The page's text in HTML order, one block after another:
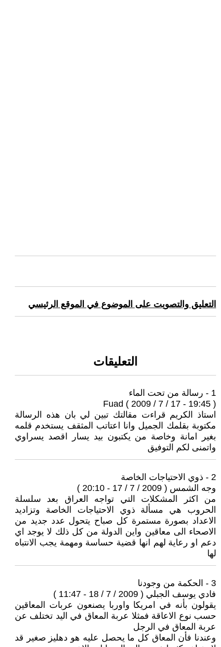
التعليق والتصويت على الموضوع في الموقع الرئيسي
التعليقات
1 - رسالة من تحت الماء
Fuad ( 2009 / 7 / 17 - 19:45 )
استاذ الكريم قراءت مقالتك تبين لي بان هذه الرسالة
مكتوبة بقلمك الجميل وانا اعتاتب المثقف يستخدم قلمه
بغير امانة وخاصة من يكتبون بيد يسار اقصد يسراوي
واتمنى لكم التوفيق
2 - ذوي الاحتياجات الخاصة
وجه الشمس ( 2009 / 7 / 17 - 20:10 )
من اكثر المشكلات التي تواجه العراق بعد سلسلة
الحروب هي مسألة ذوي الاحتياجات الخاصة وتزاديد
الاعداد بصورة مستمرة كل صباح يتحول عدد جديد من
الاصحاء الى معاقين واين الدولة من كل ذلك لا يوجد اي
دعم او رعاية لهم انها قضية حساسة ومهمة يجب الانتباه
لها
3 - الحكمة من وجودنا
فادي يوسف الجبلي ( 2009 / 7 / 18 - 11:47 )
يقولون بأنه في امريكا واوربا يصنعون عربات المعاقين
حسب نوع الاعاقة فمثلا عربة المعاق في اليد تختلف عن
عربة المعاق في الرجل
وعندنا فأن المعاق كل ما يحصل عليه هو دهليز صغير قد